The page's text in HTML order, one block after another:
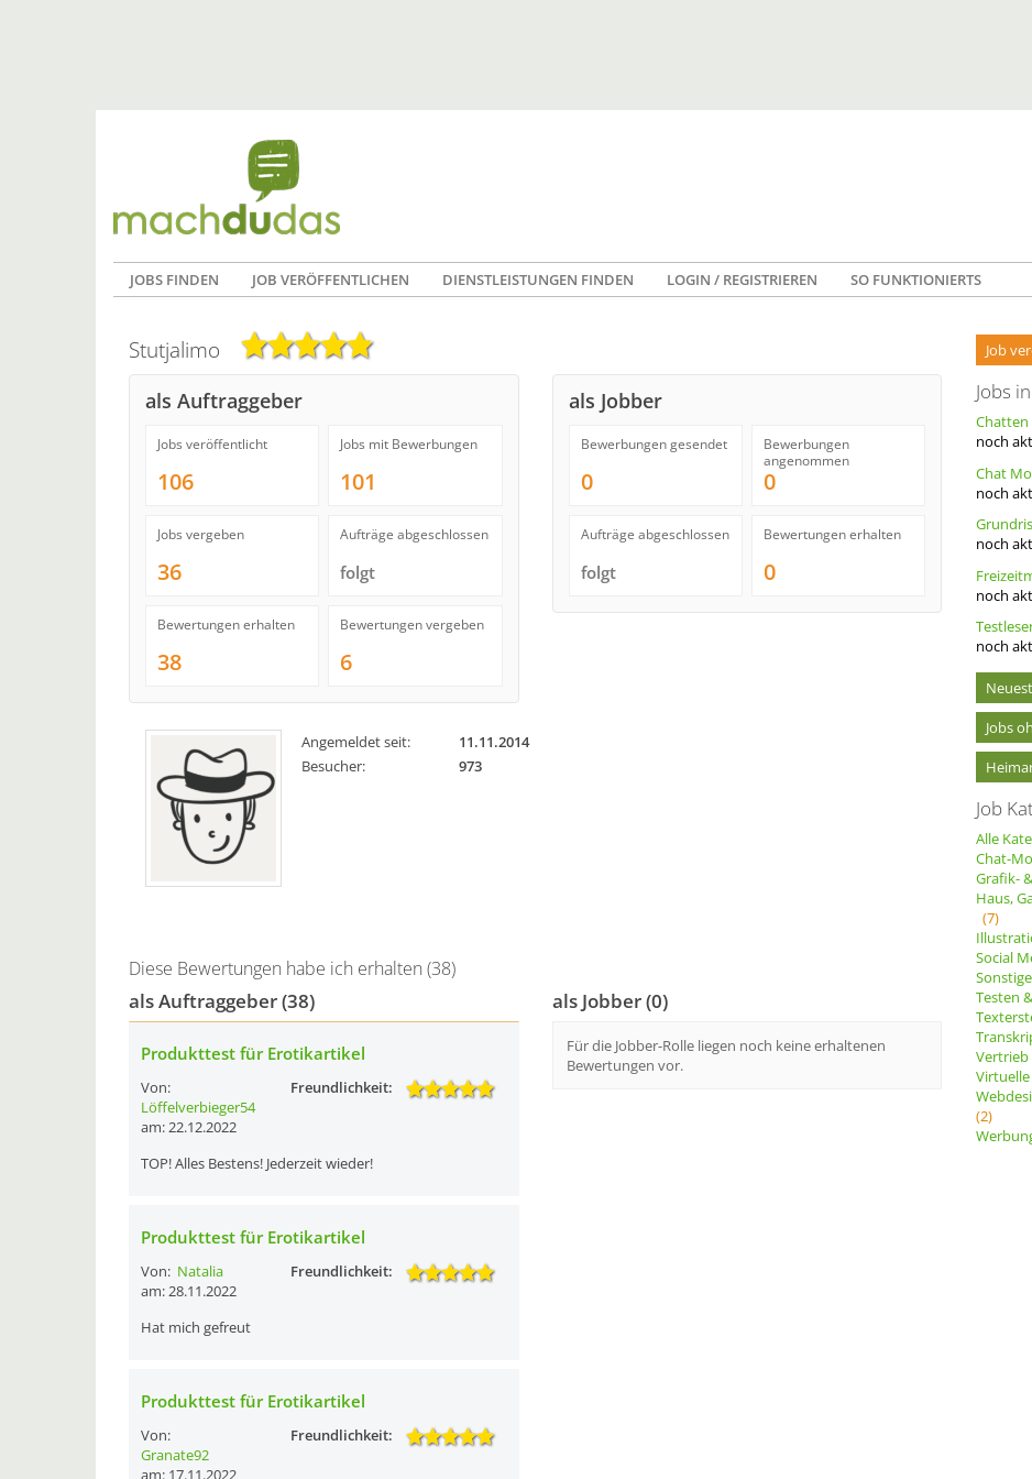
JOBS FINDEN JOB VERÖFFENTLICHEN DIENSTLEISTUNGEN FINDEN LOGIN / REGISTRIEREN SO FUNKTIONIERTS
Stutjalimo
als Auftraggeber
Jobs veröffentlicht
106
Jobs mit Bewerbungen
101
Jobs vergeben
36
Aufträge abgeschlossen
folgt
Bewertungen erhalten
38
Bewertungen vergeben
6
als Jobber
Bewerbungen gesendet
0
Bewerbungen
angenommen
0
Aufträge abgeschlossen
folgt
Bewertungen erhalten
0
Angemeldet seit:
11.11.2014
Besucher:
973
Diese Bewertungen habe ich erhalten (38)
als Auftraggeber (38)
Produkttest für Erotikartikel
Von:
Löffelverbieger54
am: 22.12.2022
Freundlichkeit:
TOP! Alles Bestens! Jederzeit wieder!
Produkttest für Erotikartikel
Von: Natalia
am: 28.11.2022
Freundlichkeit:
Hat mich gefreut
Produkttest für Erotikartikel
Von:
Granate92
am: 17.11.2022
Freundlichkeit:
als Jobber (0)
Für die Jobber-Rolle liegen noch keine erhaltenen
Bewertungen vor.
Job
Jobs
noch
Chat
noch
noch
noch
noch
Jobs
Job
Alle
Chat-
Grafik-
Haus,
(7)
Social
Testen
Vertrieb
(2)